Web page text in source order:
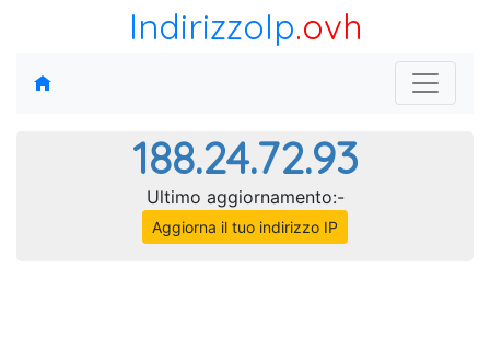
IndirizzoIp.ovh
188.24.72.93
Ultimo aggiornamento:-
Aggiorna il tuo indirizzo IP